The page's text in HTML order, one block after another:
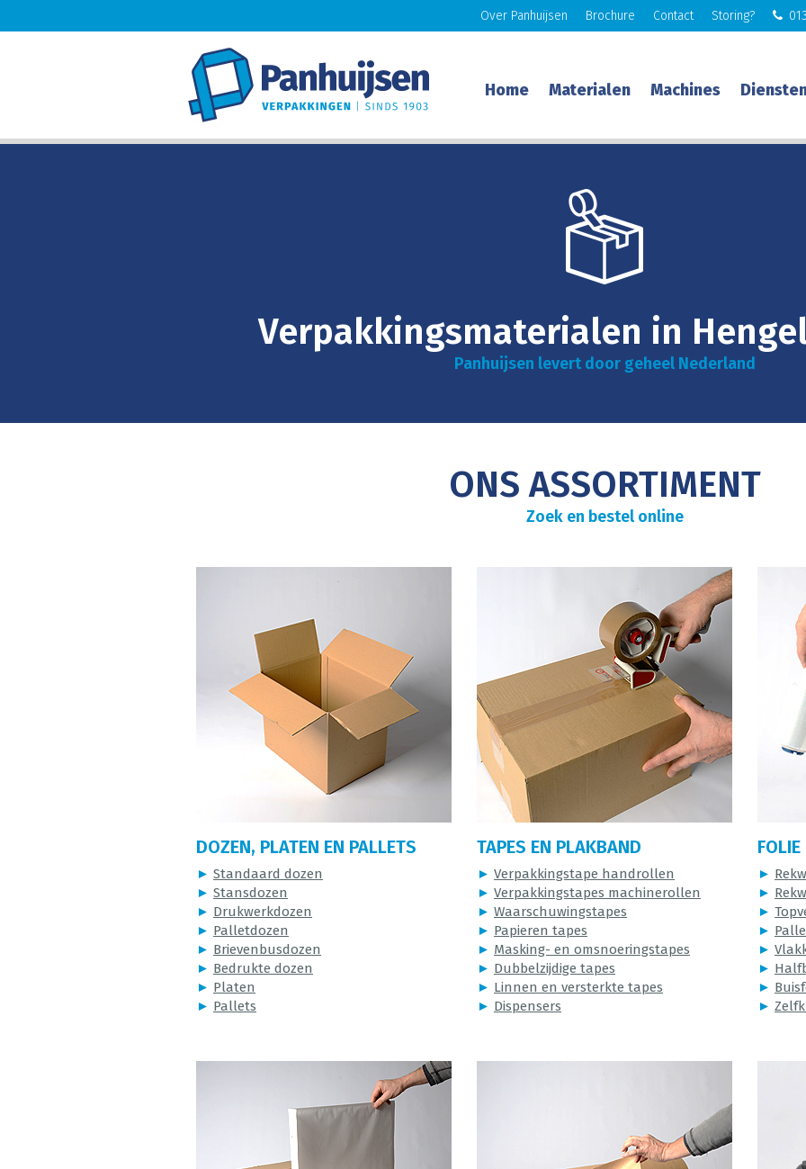
Over Panhuijsen Brochure Contact Storing?
Home Materialen Machines
Verpakkingsmaterialen in
Panhuijsen levert door geheel Nederland
ONS ASSORTIMENT
Zoek en bestel online
DOZEN, PLATEN EN PALLETS
► Standaard dozen
► Stansdozen
► Drukwerkdozen
► Palletdozen
► Brievenbusdozen
► Bedrukte dozen
► Platen
► Pallets
TAPES EN PLAKBAND
► Verpakkingstape handrollen
► Verpakkingstapes machinerollen
► Waarschuwingstapes
► Papieren tapes
► Masking- en omsnoeringstapes
► Dubbelzijdige tapes
► Linnen en versterkte tapes
► Dispensers
FOLIE
►
►
►
►
►
►
►
►